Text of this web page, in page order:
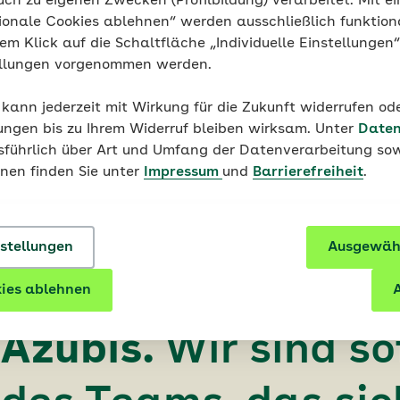
Cookies ablehnen“ werden ausschließlich
Klick auf die Schaltfläche „Individuelle
vorgenommen werden.
kann jederzeit mit Wirkung für die Zukunft widerrufen
bis zu Ihrem Widerruf bleiben wirksam. Unter
über Art und Umfang der Datenverarbeitung
finden Sie unter
Impressum und Barrierefreiheit.
ablehnen
zu berücksichtigen
Prozess- und Datenanalyse durchzuführen
zudem durch zusätzliche Fortbildung, die je nach AOK
stattfinden. Außerdem hospitierst du in anderen
Verständnis und räumliches Vorstellungsvermögen
im Team, hast eine schnelle Auffassungsgabe und
und wird intensiv betreut. Deine
wichtigste Ansprechperson. Sie wird dich
Fragen beantworten.
Umgang istsehr
und
auch
Wir sind